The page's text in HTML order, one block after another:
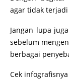
agar tidak
Jangan lupa
sebelum
berbagai
Cek